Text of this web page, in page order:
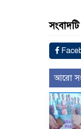
আরো